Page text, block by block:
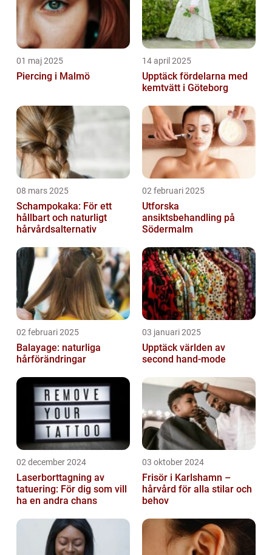
01 maj 2025
Piercing i Malmö
14 april 2025
Upptäck fördelarna med
kemtvätt i Göteborg
08 mars 2025
Schampokaka: För ett
hållbart och naturligt
hårvårdsalternativ
02 februari 2025
Utforska
ansiktsbehandling på
Södermalm
02 februari 2025
Balayage: naturliga
hårförändringar
03 januari 2025
Upptäck världen av
second hand-mode
02 december 2024
Laserborttagning av
tatuering: För dig som vill
ha en andra chans
03 oktober 2024
Frisör i Karlshamn –
hårvård för alla stilar och
behov